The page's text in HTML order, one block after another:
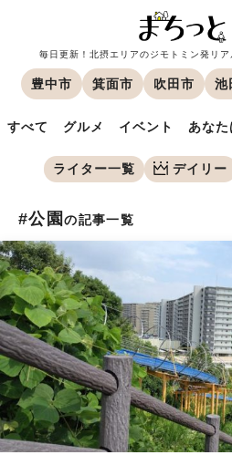
毎日更新！北摂エリアのジモトミン発リ
豊中市 箕面市 吹田市 池
すべて グルメ イベント あなた
ライター一覧 デイリー
#公園の記事一覧